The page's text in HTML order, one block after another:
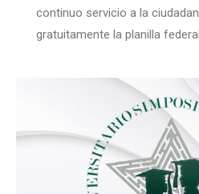
continuo servicio a la
gratuitamente la planilla